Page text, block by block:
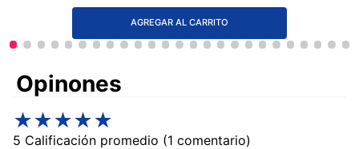
AGREGAR AL CARRITO
Comentarios
★★★★★
5 Calificación promedio (1 comentario)